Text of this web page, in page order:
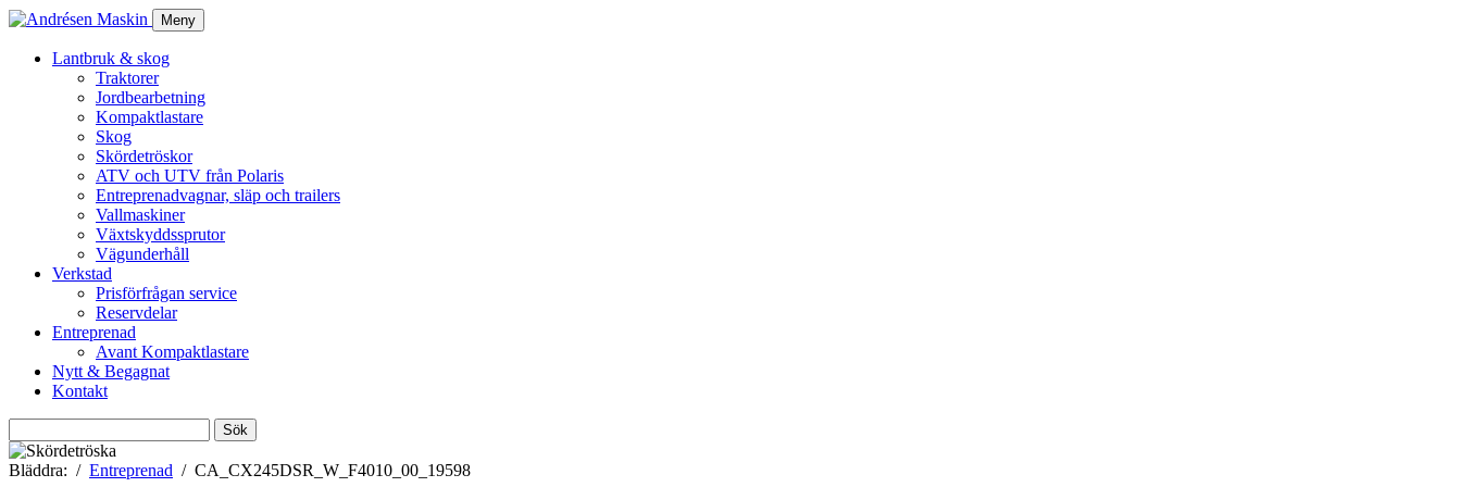
Meny
Lantbruk & skog
Traktorer
Jordbearbetning
Kompaktlastare
Skog
Skördetröskor
ATV och UTV från Polaris
Entreprenadvagnar, släp och trailers
Vallmaskiner
Växtskyddssprutor
Vägunderhåll
Verkstad
Prisförfrågan service
Reservdelar
Entreprenad
Avant Kompaktlastare
Nytt & Begagnat
Kontakt
efter:
Bläddra:
Entreprenad CA_CX245DSR_W_F4010_00_19598